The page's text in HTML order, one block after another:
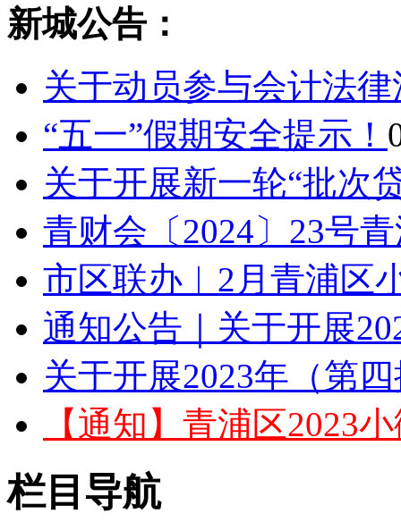
新城公告：
关于动员参与会计法
“五一”假期安全提示！
关于开展新一轮“批次
青财会〔2024〕23号
市区联办︱2月青浦区
通知公告｜关于开展
关于开展2023年（第
【通知】青浦区2023
栏目导航